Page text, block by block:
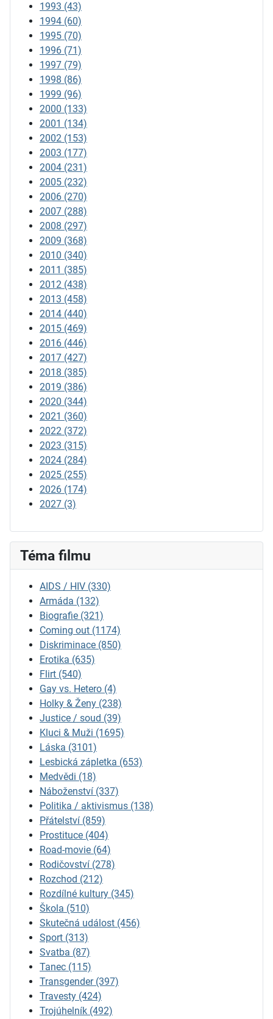
1993 (43)
1994 (60)
1995 (70)
1996 (71)
1997 (79)
1998 (86)
1999 (96)
2000 (133)
2001 (134)
2002 (153)
2003 (177)
2004 (231)
2005 (232)
2006 (270)
2007 (288)
2008 (297)
2009 (368)
2010 (340)
2011 (385)
2012 (438)
2013 (458)
2014 (440)
2015 (469)
2016 (446)
2017 (427)
2018 (385)
2019 (386)
2020 (344)
2021 (360)
2022 (372)
2023 (315)
2024 (284)
2025 (255)
2026 (174)
2027 (3)
Téma filmu
AIDS / HIV (330)
Armáda (132)
Biografie (321)
Coming out (1174)
Diskriminace (850)
Erotika (635)
Flirt (540)
Gay vs. Hetero (4)
Holky & Ženy (238)
Justice / soud (39)
Kluci & Muži (1695)
Láska (3101)
Lesbická zápletka (653)
Medvědi (18)
Náboženství (337)
Politika / aktivismus (138)
Přátelství (859)
Prostituce (404)
Road-movie (64)
Rodičovství (278)
Rozchod (212)
Rozdílné kultury (345)
Škola (510)
Skutečná událost (456)
Sport (313)
Svatba (87)
Tanec (115)
Transgender (397)
Travesty (424)
Trojúhelník (492)